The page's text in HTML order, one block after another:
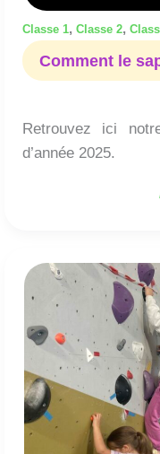
Classe 1, Classe 2,
Comment le
Retrouvez ici
d’année 2025.